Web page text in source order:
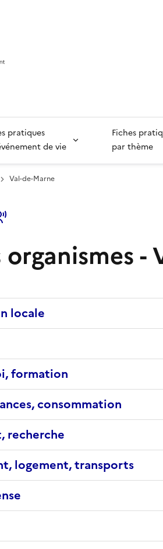
pratiques
de vie
Fiches
par thème
Val-de-Marne
organismes -
locale
formation
consommation
recherche
logement, transports